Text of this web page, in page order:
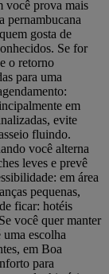
você prova mais
pernambucana
gosta de
Se for
o retorno
para uma
em
evite
fluindo.
você alterna
leves e prevê
em área
pequenas,
ficar: hotéis
você quer manter
escolha
em Boa
para